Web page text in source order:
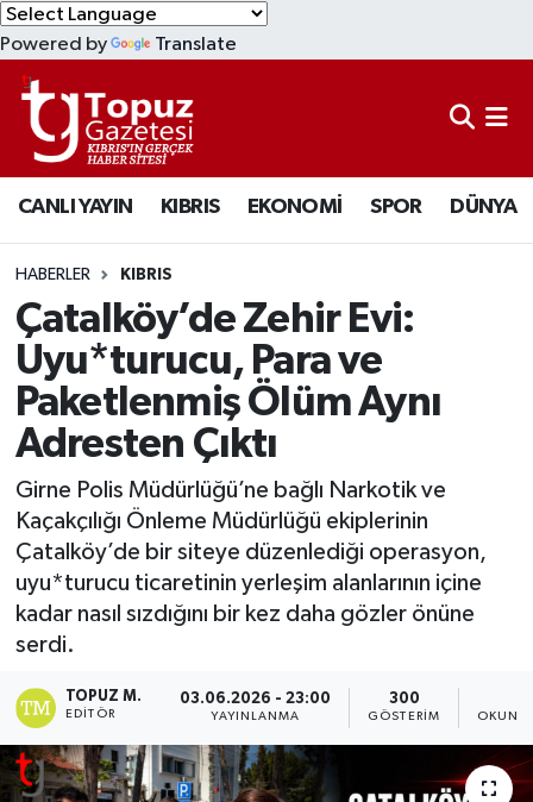
Powered by Translate
CANLI YAYIN KIBRIS EKONOMİ SPOR DÜNYA
HABERLER KIBRIS
Çatalköy’de Zehir Evi:
Uyu*turucu, Para ve
Paketlenmiş Ölüm Aynı
Adresten Çıktı
Girne Polis Müdürlüğü’ne bağlı Narkotik ve
Kaçakçılığı Önleme Müdürlüğü ekiplerinin
Çatalköy’de bir siteye düzenlediği operasyon,
uyu*turucu ticaretinin yerleşim alanlarının içine
kadar nasıl sızdığını bir kez daha gözler önüne
serdi.
TOPUZ M.
EDITÖR
03.06.2026 - 23:00
YAYINLANMA
300
GÖSTERIM
KIBRIS
DÜNYA
EKONOMİ
MAGAZİN
SAĞLIK
SPOR
TEKNOLOJİ
TÜRKİYE
Lefkoşa Nöbetçi Eczaneler
Lefkoşa Hava Durumu
Lefkoşa Trafik Yoğunluk Haritası
Süper Lig Puan Durumu ve Fikstür
Tüm Manşetler
Son Dakika Haberleri
Haber Arşivi